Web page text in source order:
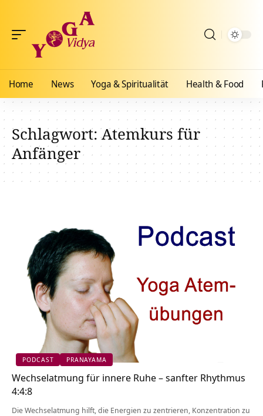
Home News Yoga & Spiritualität Health & Food
Schlagwort:Atemkurs für
Anfänger
PODCAST PRANAYAMA
Wechselatmung für innere Ruhe – sanfter Rhythmus
4:4:8
Die Wechselatmung hilft, die Energien zu zentrieren, Konzentration zu